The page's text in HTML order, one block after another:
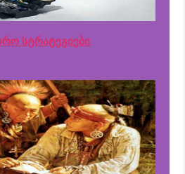
სტრატეგიები